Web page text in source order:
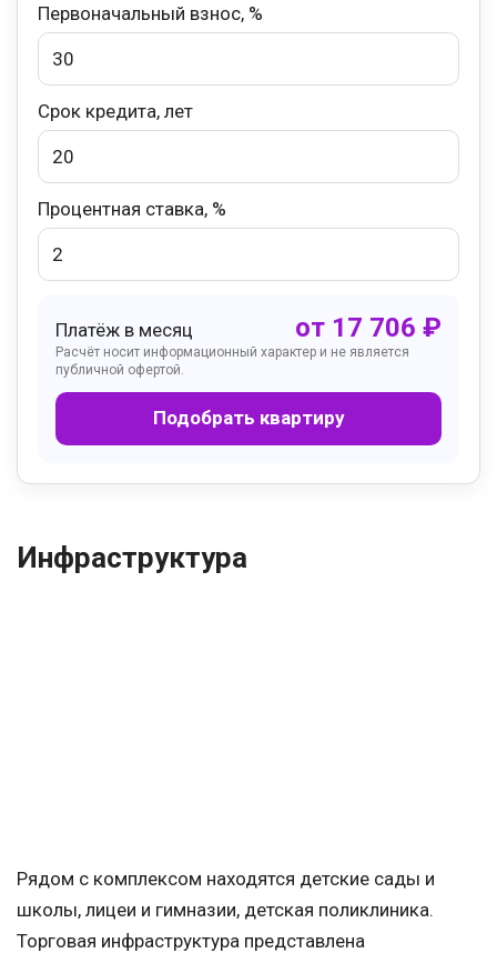
Первоначальный взнос, %
Срок кредита, лет
Процентная ставка, %
Платёж в месяц от 17 706 ₽
Расчёт носит информационный характер и не является
публичной офертой.
Подобрать квартиру
Инфраструктура
Рядом с комплексом находятся детские сады и
школы, лицеи и гимназии, детская поликлиника.
Торговая инфраструктура представлена